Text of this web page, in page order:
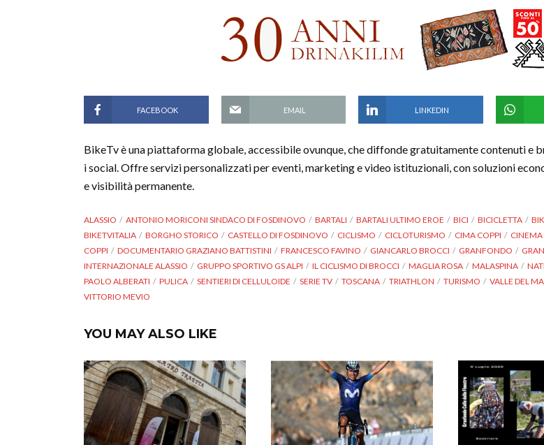
FACEBOOK EMAIL LINKEDIN
BikeTv è una piattaforma globale, accessibile ovunque, che diffonde gratuitamente contenuti e
i social. Offre servizi personalizzati per eventi, marketing e video istituzionali, con soluzioni
e visibilità permanente.
ALASSIO ANTONIO MORICONI SINDACO DI FOSDINOVO BARTALI BARTALI ULTIMO EROE BICI BICICLETTA
BIKETVITALIA
BORGHO STORICO CASTELLO DI FOSDINOVO CICLISMO CICLOTURISMO CIMA COPPI
CINEMA
COPPI
DOCUMENTARIO GRAZIANO BATTISTINI FRANCESCO FAVINO GIANCARLO BROCCI GRANFONDO
INTERNAZIONALE ALASSIO
GRUPPO SPORTIVO GS ALPI IL CICLISMO DI BROCCI MAGLIA ROSA MALASPINA
PAOLO ALBERATI
PULICA SENTIERI DI CELLULOIDE SERIE TV TOSCANA TRIATHLON TURISMO VALLE DEL
VITTORIO MEVIO
YOU MAY ALSO LIKE